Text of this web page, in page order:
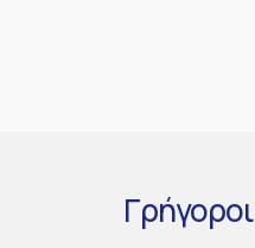
Γρήγοροι